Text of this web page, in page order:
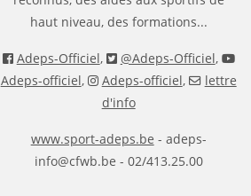
haut niveau, des formations...
Adeps-Officiel, @Adeps-Officiel,
Adeps-officiel, Adeps-officiel,
lettre
d'info
www.sport-adeps.be - adeps-
info@cfwb.be - 02/413.25.00